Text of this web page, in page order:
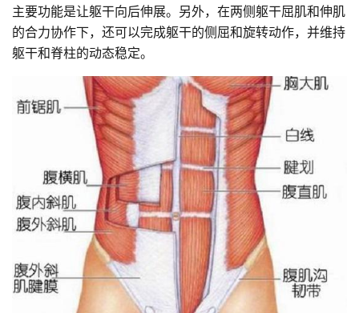
主要功能是让躯干向后伸展。另外，在两侧躯干屈肌和伸肌
的合力协作下，还可以完成躯干的侧屈和旋转动作，并维持
躯干和脊柱的动态稳定。